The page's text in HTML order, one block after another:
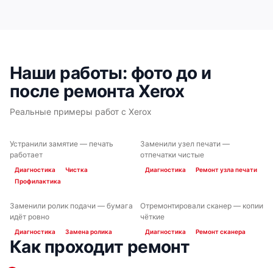
Наши работы: фото до и
после ремонта Xerox
Реальные примеры работ с Xerox
ДО ПОСЛЕ
Устранили замятие — печать
работает
Диагностика
Чистка
Профилактика
ДО
Заменили узел печати —
отпечатки чистые
Диагностика Ремонт узла печати
ДО ПОСЛЕ
Заменили ролик подачи — бумага
идёт ровно
Диагностика Замена ролика
ДО ПОСЛЕ
Отремонтировали сканер — копии
чёткие
Диагностика Ремонт сканера
Как проходит ремонт